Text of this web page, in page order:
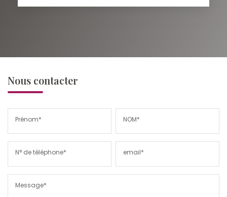
Nous contacter
Prénom* NOM*
N° de téléphone* email*
Message*